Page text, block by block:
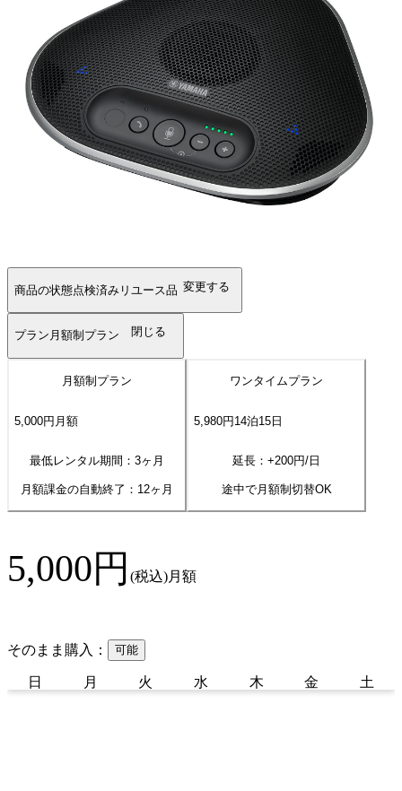
商品の状態点検済みリユース品 変更する
プラン 月額制プラン 閉じる
月額制プラン
5,000円 月額
最低レンタル期間：3ヶ月
月額課金の自動終了： 12ヶ月
ワンタイムプラン
5,980円14泊15日
延長：+200円/日
途中で月額制切替OK
5,000円 (税込)月額
そのまま購入： 可能
日 月 火 水 木 金 土